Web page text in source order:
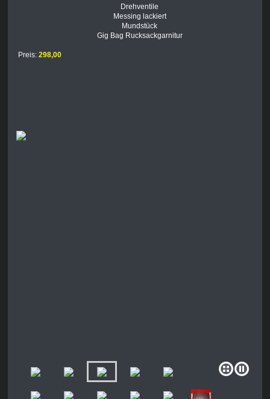
Drehventile
Messing lackiert
Mundstück
Gig Bag Rucksackgarnitur
Preis: 298,00